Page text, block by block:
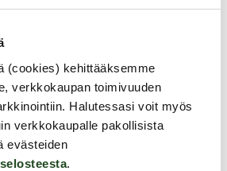
(cookies) kehittääksemme
verkkokaupan toimivuuden
Halutessasi voit myös
verkkokaupalle pakollisista
evästeiden
.
akulla: n. 90 min.
30 x 21 x 8 cm
~ 0.5 kg